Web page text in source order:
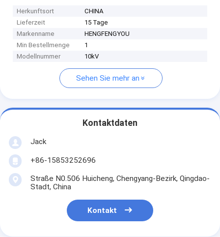
Herkunftsort
CHINA
Lieferzeit
15 Tage
Markenname
HENGFENGYOU
Min Bestellmenge
1
Modellnummer
10kV
Sehen Sie mehr an
Kontaktdaten
Jack
+86-15853252696
Straße N0.506 Huicheng, Chengyang-Bezirk, Qingdao-
Stadt, China
Kontakt